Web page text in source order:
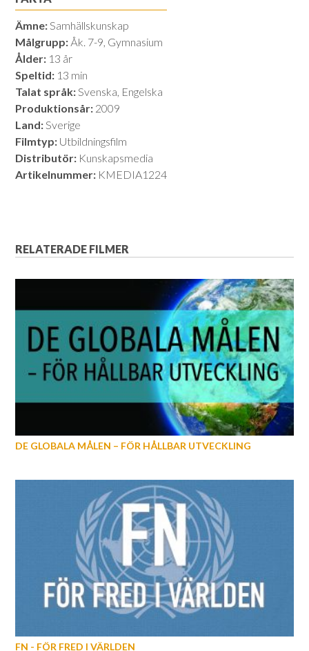
Ämne:Samhällskunskap
Målgrupp: Åk. 7-9, Gymnasium
Ålder: 13 år
Speltid: 13 min
Talat språk:Svenska, Engelska
Produktionsår: 2009
Land:Sverige
Filmtyp: Utbildningsfilm
Distributör: Kunskapsmedia
Artikelnummer: KMEDIA1224
RELATERADE FILMER
DE GLOBALA MÅLEN – FÖR HÅLLBAR UTVECKLING
FN - FÖR FRED I VÄRLDEN